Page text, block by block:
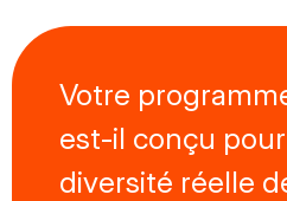
Votre
est-il conçu
diversité réelle